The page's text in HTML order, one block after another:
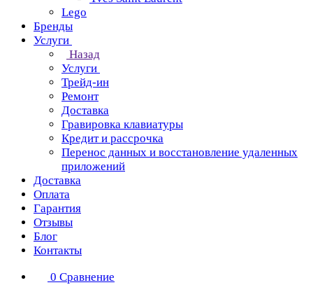
Lego
Бренды
Услуги
Назад
Услуги
Трейд-ин
Ремонт
Доставка
Гравировка клавиатуры
Кредит и рассрочка
Перенос данных и восстановление удаленных
приложений
Доставка
Оплата
Гарантия
Отзывы
Блог
Контакты
0 Сравнение